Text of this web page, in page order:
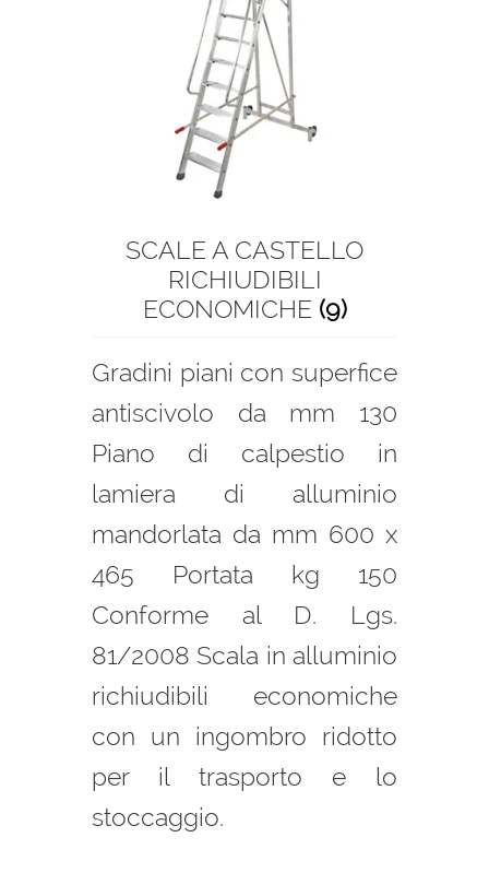
SCALE A CASTELLO
RICHIUDIBILI
ECONOMICHE (9)
Gradini piani con superfice
antiscivolo da mm 130
Piano di calpestio in
lamiera di alluminio
mandorlata da mm 600 x
465 Portata kg 150
Conforme al D. Lgs.
81/2008 Scala in alluminio
richiudibili economiche
con un ingombro ridotto
per il trasporto e lo
stoccaggio.